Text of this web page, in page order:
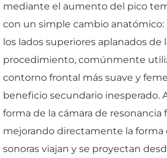
mediante el aumento del pico
con un simple cambio anatómico:
los lados superiores aplanados de
procedimiento, comúnmente
contorno frontal más suave y
beneficio secundario inesperado.
forma de la cámara de resonancia
mejorando directamente la forma
sonoras viajan y se proyectan